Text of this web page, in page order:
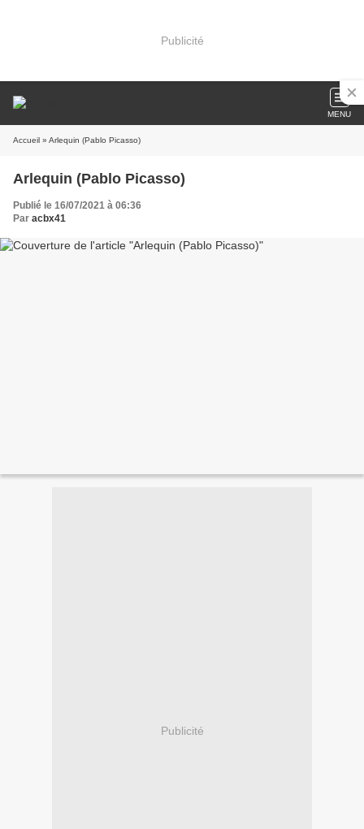
Publicité
MENU
Accueil » Arlequin (Pablo Picasso)
Arlequin (Pablo Picasso)
Publié le 16/07/2021 à 06:36
Par acbx41
Publicité